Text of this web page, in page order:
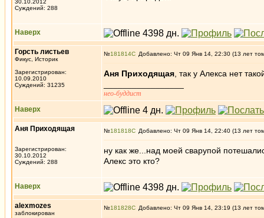
30.10.2012
Суждений: 288
Наверх
Горсть листьев
Фикус, Историк
Зарегистрирован:
10.09.2010
Суждений: 31235
№181814 Добавлено: Чт 09 Янв 14, 22:30 (13 лет
Аня Приходящая , так у Алекса нет
нео-буддист
Наверх
Аня Приходящая
Зарегистрирован:
30.10.2012
Суждений: 288
№181818 Добавлено: Чт 09 Янв 14, 22:40 (13 лет
ну как же...над моей сварупой
Алекс это кто?
Наверх
alexmozes
заблокирован
№181828 Добавлено: Чт 09 Янв 14, 23:19 (13 лет